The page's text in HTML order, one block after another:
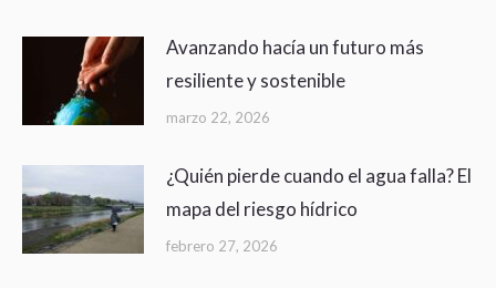
Avanzando hacía un futuro más
resiliente y sostenible
marzo 22, 2026
¿Quién pierde cuando el agua falla? El
mapa del riesgo hídrico
febrero 27, 2026